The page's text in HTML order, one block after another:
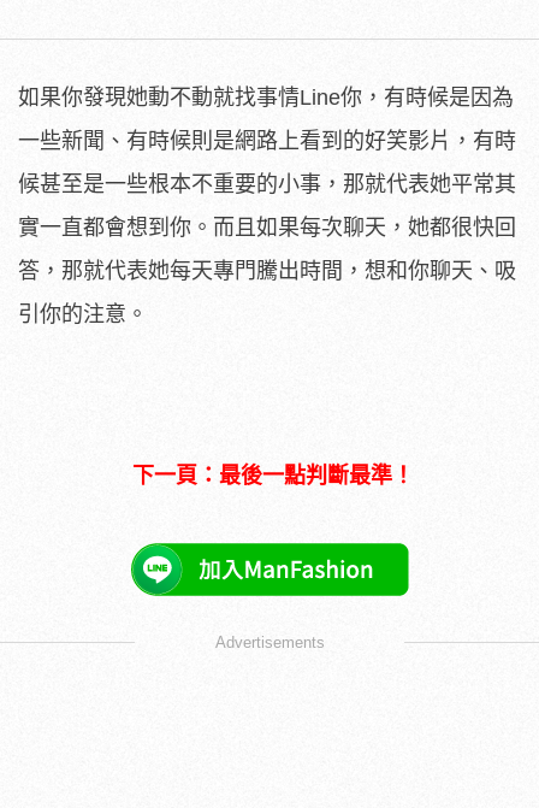
如果你發現她動不動就找事情Line你，有時候是因為
一些新聞、有時候則是網路上看到的好笑影片，有時
候甚至是一些根本不重要的小事，那就代表她平常其
實一直都會想到你。而且如果每次聊天，她都很快回
答，那就代表她每天專門騰出時間，想和你聊天、吸
引你的注意。
下一頁：最後一點判斷最準！
Advertisements